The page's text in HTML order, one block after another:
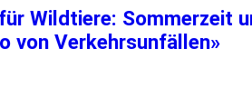
Wildtiere: Sommerzeit
von Verkehrsunfällen»